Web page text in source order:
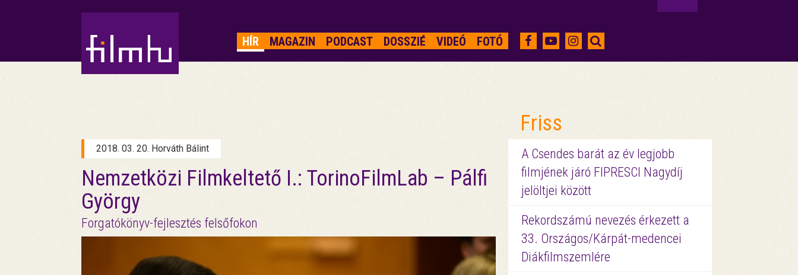
HÍR MAGAZIN PODCAST DOSSZIÉ VIDEÓ FOTÓ
2018. 03. 20. Horváth Bálint
Nemzetközi Filmkeltető I.: TorinoFilmLab – Pálfi
György
Forgatókönyv-fejlesztés felsőfokon
Friss
A Csendes barát az év legjobb
filmjének járó FIPRESCI Nagydíj
jelöltjei között
Rekordszámú nevezés érkezett a
33. Országos/Kárpát-medencei
Diákfilmszemlére